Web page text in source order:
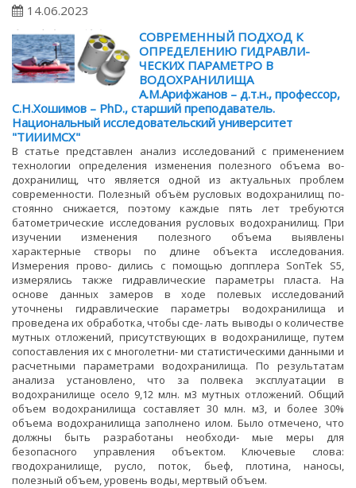
14.06.2023
СОВРЕМЕННЫЙ ПОДХОД К
ОПРЕДЕЛЕНИЮ ГИДРАВЛИ-
ЧЕСКИХ ПАРАМЕТРО В
ВОДОХРАНИЛИЩА
А.М.Арифжанов – д.т.н., профессор,
С.Н.Хошимов – PhD., старший преподаватель.
Национальный исследовательский университет
"ТИИИМСХ"
В статье представлен анализ исследований с применением
технологии определения изменения полезного объема во-
дохранилищ, что является одной из актуальных проблем
современности. Полезный объём русловых водохранилищ по-
стоянно снижается, поэтому каждые пять лет требуются
батометрические исследования русловых водохранилищ. При
изучении изменения полезного объема выявлены
характерные створы по длине объекта исследования.
Измерения прово- дились с помощью допплера SonTek S5,
измерялись также гидравлические параметры пласта. На
основе данных замеров в ходе полевых исследований
уточнены гидравлические параметры водохранилища и
проведена их обработка, чтобы сде- лать выводы о количестве
мутных отложений, присутствующих в водохранилище, путем
сопоставления их с многолетни- ми статистическими данными и
расчетными параметрами водохранилища. По результатам
анализа установлено, что за полвека эксплуатации в
водохранилище осело 9,12 млн. м3 мутных отложений. Общий
объем водохранилища составляет 30 млн. м3, и более 30%
объема водохранилища заполнено илом. Было отмечено, что
должны быть разработаны необходи- мые меры для
безопасного управления объектом. Ключевые слова:
гводохранилище, русло, поток, бьеф, плотина, наносы,
полезный объем, уровень воды, мертвый объем.